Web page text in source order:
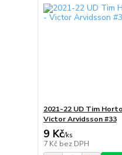
2021-22 UD Tim
Victor Arvidsson #33
9 Kč/ks
7 Kč bez DPH